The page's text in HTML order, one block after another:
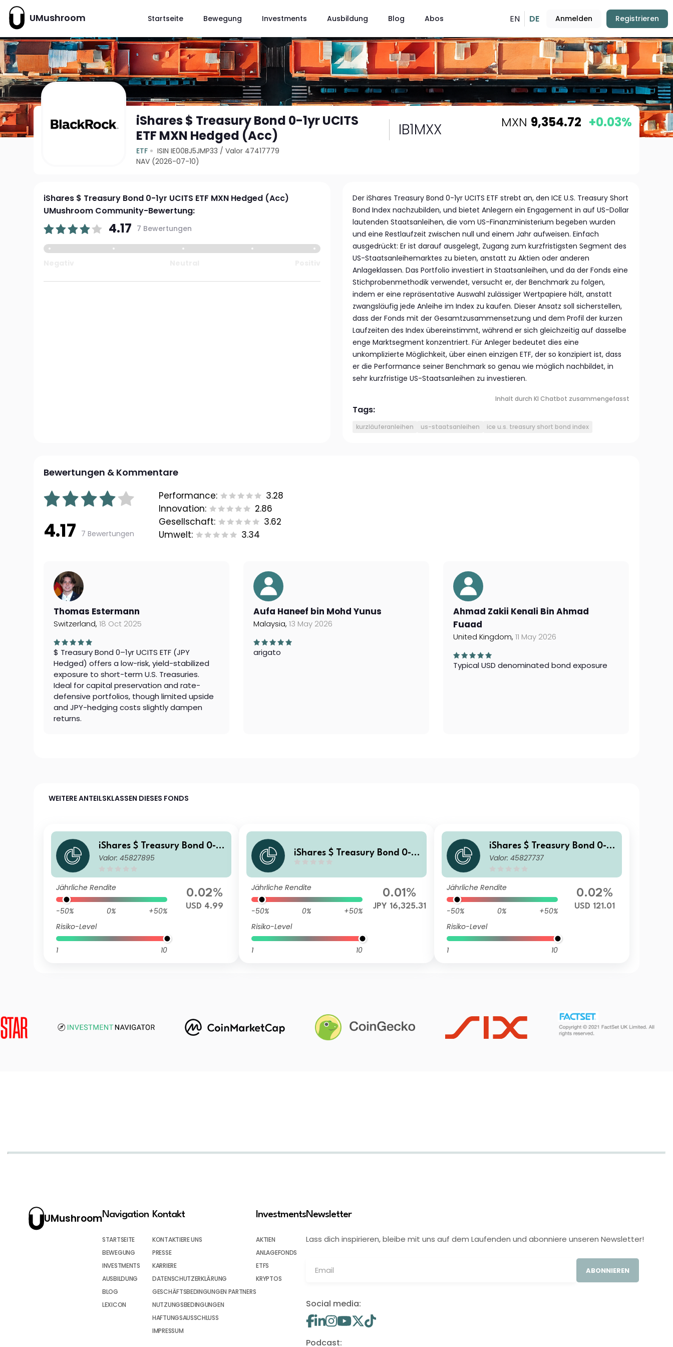
UMushroom Startseite Bewegung Investments Ausbildung Blog Abos EN DE Anmelden Registrieren
iShares $ Treasury Bond 0-1yr UCITS
ETF MXN Hedged (Acc)
IB1MXX
ETF ISIN IE00BJ5JMP33 /Valor 47417779
NAV (2026-07-10)
MXN 9,354.72 +0.03%
iShares $ Treasury Bond 0-1yr UCITS ETF MXN Hedged (Acc)
UMushroom Community-Bewertung:
4.17 7 Bewertungen
Der iShares Treasury Bond 0-1yr UCITS ETF strebt an, den ICE U.S. Treasury Short
Bond Index nachzubilden, und bietet Anlegern ein Engagement in auf US-Dollar
lautenden Staatsanleihen, die vom US-Finanzministerium begeben wurden
und eine Restlaufzeit zwischen null und einem Jahr aufweisen. Einfach
ausgedrückt: Er ist darauf ausgelegt, Zugang zum kurzfristigsten Segment des
US-Staatsanleihemarktes zu bieten, anstatt zu Aktien oder anderen
Anlageklassen. Das Portfolio investiert in Staatsanleihen, und da der Fonds eine
Stichprobenmethodik verwendet, versucht er, der Benchmark zu folgen,
indem er eine repräsentative Auswahl zulässiger Wertpapiere hält, anstatt
zwangsläufig jede Anleihe im Index zu kaufen. Dieser Ansatz soll sicherstellen,
dass der Fonds mit der Gesamtzusammensetzung und dem Profil der kurzen
Laufzeiten des Index übereinstimmt, während er sich gleichzeitig auf dasselbe
enge Marktsegment konzentriert. Für Anleger bedeutet dies eine
unkomplizierte Möglichkeit, über einen einzigen ETF, der so konzipiert ist, dass
er die Performance seiner Benchmark so genau wie möglich nachbildet, in
sehr kurzfristige US-Staatsanleihen zu investieren.
Inhalt durch KI Chatbot zusammengefasst
Tags:
kurzläuferanleihen us-staatsanleihen ice u.s. treasury short bond index
Bewertungen & Kommentare
4.17 7 Bewertungen
Performance:
3.28
Innovation:
2.86
Gesellschaft:
3.62
Umwelt:
3.34
Thomas Estermann
Switzerland,18 Oct 2025
$ Treasury Bond 0–1yr UCITS ETF (JPY
Hedged) offers a low-risk, yield-stabilized
exposure to short-term U.S. Treasuries.
Ideal for capital preservation and rate-
defensive portfolios, though limited upside
and JPY-hedging costs slightly dampen
returns.
Aufa Haneef bin Mohd Yunus
Malaysia,13 May 2026
arigato
Ahmad Zakii Kenali Bin Ahmad
Fuaad
United Kingdom, 11 May 2026
Typical USD denominated bond exposure
WEITERE ANTEILSKLASSEN DIESES FONDS
iShares $ Treasury Bond 0-1y
r UCITS ETF USD (Dist)
Valor: 45827895
Jährliche Rendite
-50% 0%
+50%
Risiko-Level
1 10
0.02%
USD 4.99
iShares $ Treasury Bond 0-1y
c)
Jährliche Rendite
-50% 0%
+50%
Risiko-Level
1 10
0.01%
JPY 16,325.31
iShares $ Treasury Bond 0-1y
r UCITS ETF USD (Acc)
Valor: 45827737
Jährliche Rendite
-50% 0%
+50%
Risiko-Level
1 10
0.02%
USD 121.01
UMushroomNavigation
STARTSEITE
BEWEGUNG
INVESTMENTS
AUSBILDUNG
BLOG
LEXICON
Kontakt
KONTAKTIERE UNS
PRESSE
KARRIERE
DATENSCHUTZERKLÄRUNG
GESCHÄFTSBEDINGUNGEN PARTNERS
NUTZUNGSBEDINGUNGEN
HAFTUNGSAUSSCHLUSS
IMPRESSUM
Investments
AKTIEN
ANLAGEFONDS
ETFS
KRYPTOS
Newsletter
Lass dich inspirieren, bleibe mit uns auf dem Laufenden und abonniere unseren Newsletter!
ABONNIEREN
Social media:
Podcast: